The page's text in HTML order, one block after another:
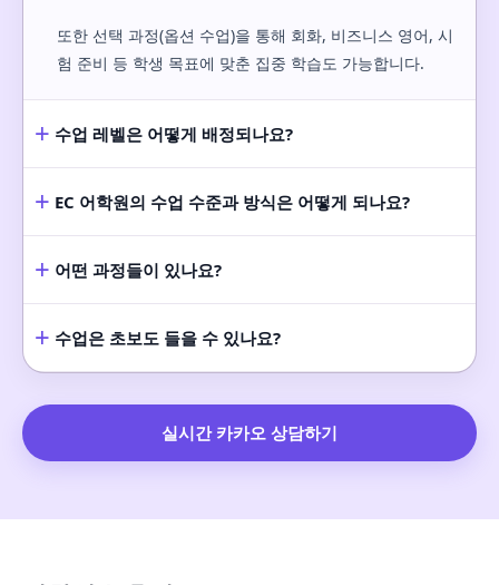
또한 선택 과정(옵션 수업)을 통해 회화, 비즈니스 영어, 시
험 준비 등 학생 목표에 맞춘 집중 학습도 가능합니다.
+ 수업 레벨은 어떻게 배정되나요?
+ EC 어학원의 수업 수준과 방식은 어떻게 되나요?
+ 어떤 과정들이 있나요?
+ 수업은 초보도 들을 수 있나요?
실시간 카카오 상담하기